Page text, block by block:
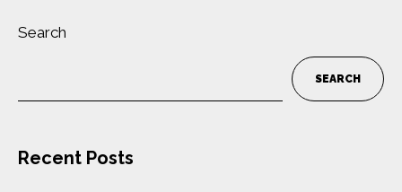
Search
SEARCH
Recent Posts